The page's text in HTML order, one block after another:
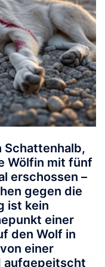
Schattenhalb,
Wölfin mit fünf
erschossen –
gegen die
ist kein
einer
den Wolf in
einer
aufgepeitscht